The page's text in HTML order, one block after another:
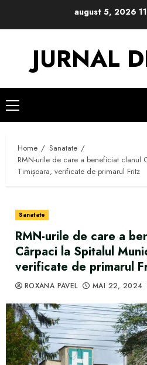
august 5, 2026
JURNAL
Primary
Menu
Home
Sanatate
RMN-urile de care a beneficiat clanul
Timișoara, verificate de primarul Fritz
Sanatate
RMN-urile de care a
Cârpaci la Spitalul
verificate de primarul
ROXANA PAVEL MAI 22, 2024